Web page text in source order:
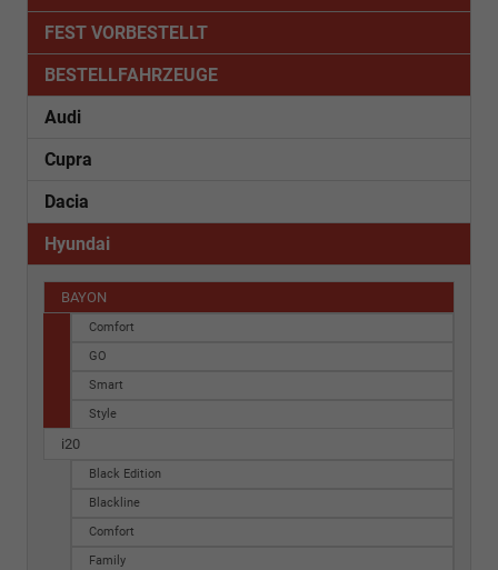
FEST VORBESTELLT
BESTELLFAHRZEUGE
Audi
Cupra
Dacia
Hyundai
BAYON
Comfort
GO
Smart
Style
i20
Black Edition
Blackline
Comfort
Family